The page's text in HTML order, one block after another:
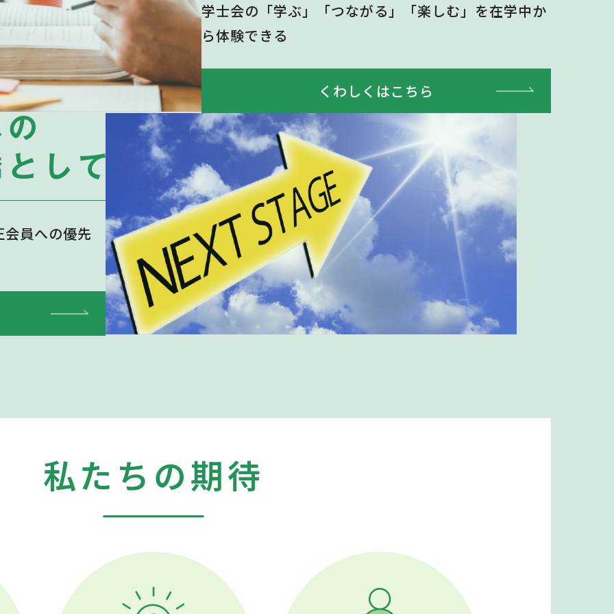
学士会の「学ぶ」「つながる」「楽しむ」を在学中か
ら体験できる
くわしくはこちら
員への優先
私たちの期待